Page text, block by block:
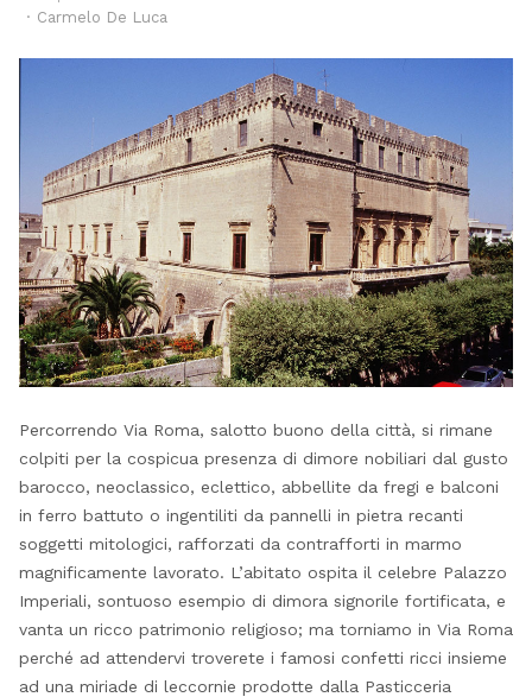
Author
Carmelo De Luca
Percorrendo Via Roma, salotto buono della città, si rimane
colpiti per la cospicua presenza di dimore nobiliari dal gusto
barocco, neoclassico, eclettico, abbellite da fregi e balconi
in ferro battuto o ingentiliti da pannelli in pietra recanti
soggetti mitologici, rafforzati da contrafforti in marmo
magnificamente lavorato. L’abitato ospita il celebre Palazzo
Imperiali, sontuoso esempio di dimora signorile fortificata, e
vanta un ricco patrimonio religioso; ma torniamo in Via Roma
perché ad attendervi troverete i famosi confetti ricci insieme
ad una miriade di leccornie prodotte dalla Pasticceria